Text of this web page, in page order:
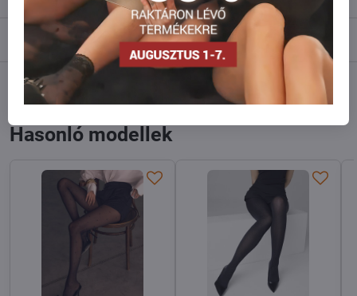
Fórum 0
Facebook Reddit LinkedIn
mail
Hasonló modellek